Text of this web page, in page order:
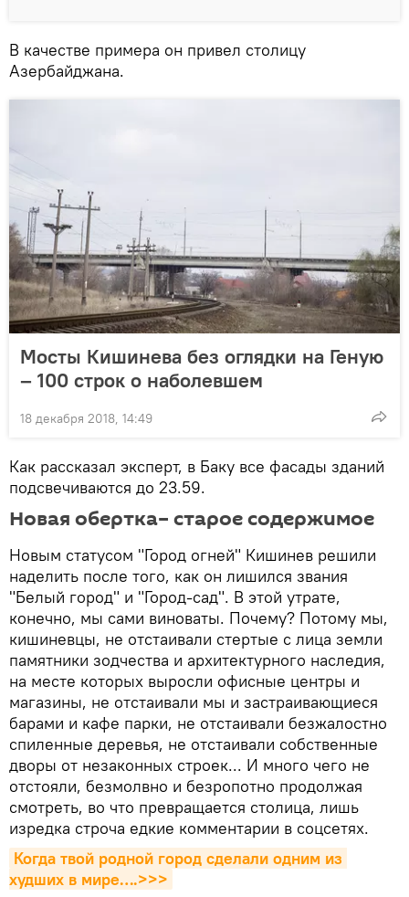
В качестве примера он привел столицу
Азербайджана.
Мосты Кишинева без оглядки на Геную
– 100 строк о наболевшем
18 декабря 2018, 14:49
Как рассказал эксперт, в Баку все фасады зданий
подсвечиваются до 23.59.
Новая обертка– старое содержимое
Новым статусом "Город огней" Кишинев решили
наделить после того, как он лишился звания
"Белый город" и "Город-сад". В этой утрате,
конечно, мы сами виноваты. Почему? Потому мы,
кишиневцы, не отстаивали стертые с лица земли
памятники зодчества и архитектурного наследия,
на месте которых выросли офисные центры и
магазины, не отстаивали мы и застраивающиеся
барами и кафе парки, не отстаивали безжалостно
спиленные деревья, не отстаивали собственные
дворы от незаконных строек... И много чего не
отстояли, безмолвно и безропотно продолжая
смотреть, во что превращается столица, лишь
изредка строча едкие комментарии в соцсетях.
Когда твой родной город сделали одним из
худших в мире….>>>